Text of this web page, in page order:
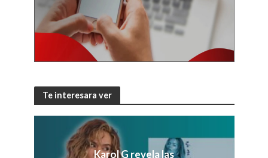
Te interesara ver
Karol G revela las